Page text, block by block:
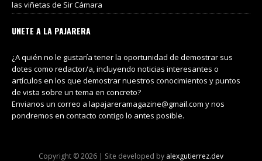
las viñetas de Sir Cámara
UNETE A LA PAJARERA
¿A quién no le gustaría tener la oportunidad de demostrar sus
dotes como redactor/a, incluyendo noticias interesantes o
artículos en los que demostrar nuestros conocimientos y puntos
de vista sobre un tema en concreto?
Envianos un correo a lapajareramagazine@gmail.com y nos
pondremos en contacto contigo lo antes posible.
Copyright © 2026 | Site developed by alexgutierrez.dev